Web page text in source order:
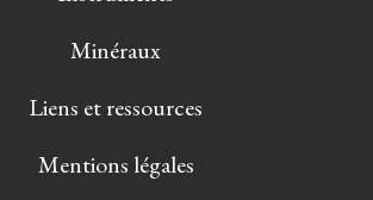
Minéraux
Liens et ressources
Mentions légales